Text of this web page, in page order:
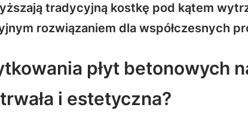
tradycyjną kostkę pod kątem
rozwiązaniem dla współczesnych
płyt betonowych
i estetyczna?